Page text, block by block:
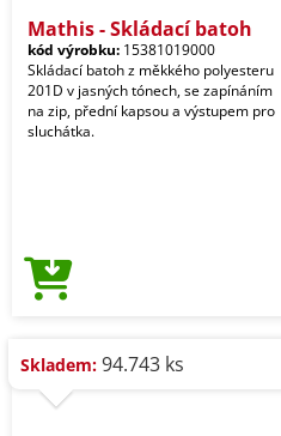
Mathis - Skládací batoh
kód výrobku: 15381019000
Skládací batoh z měkkého polyesteru
201D v jasných tónech, se zapínáním
na zip, přední kapsou a výstupem pro
sluchátka.
Skladem: 94.743 ks